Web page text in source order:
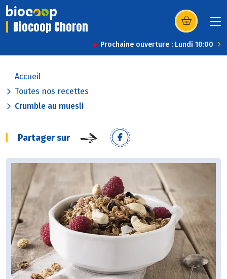
Biocoop Choron (s’ouvre dans
Prochaine ouverture : Lundi 10:00
Accueil
Toutes nos recettes
Crumble au muesli
Partager sur